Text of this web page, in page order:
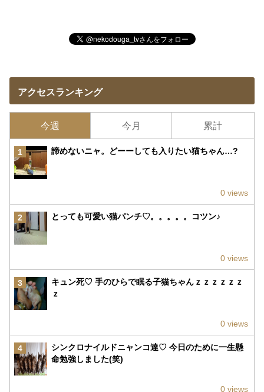
アクセスランキング
今週 今月 累計
1 諦めないニャ。どーーしても入りたい猫ちゃん…?
0 views
2 とっても可愛い猫パンチ♡。。。。。コツン♪
0 views
3
キュン死♡ 手のひらで眠る子猫ちゃんｚｚｚｚｚｚ
ｚ
0 views
4
シンクロナイルドニャンコ達♡ 今日のために一生懸
命勉強しました(笑)
0 views